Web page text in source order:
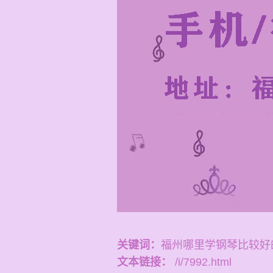
关键词： 福州哪里学钢琴比较
文本链接：
/i/7992.html